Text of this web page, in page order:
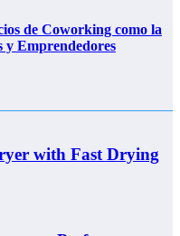
de Coworking como la
y Emprendedores
with Fast Drying